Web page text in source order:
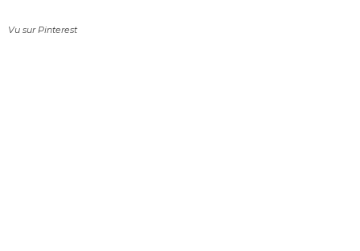
Vu sur Pinterest